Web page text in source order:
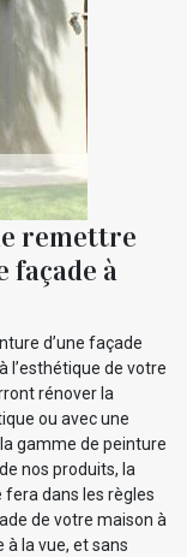
remettre
façade à
d’une façade
l’esthétique de votre
rénover la
ou avec une
gamme de peinture
nos produits, la
dans les règles
de votre maison à
à la vue, et sans